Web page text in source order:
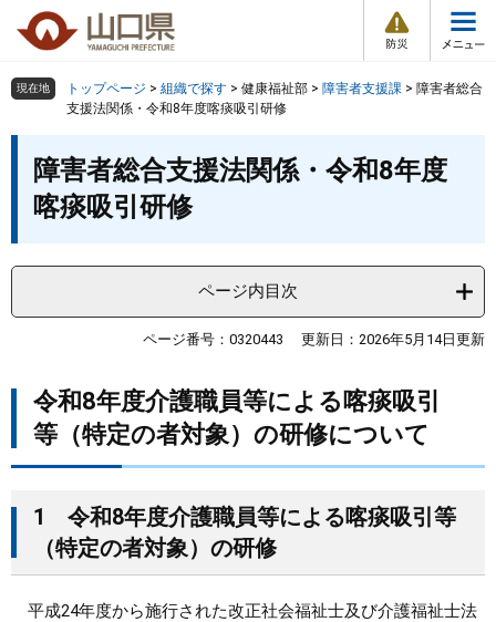
の
頭
ー
飛
情
報
メ
ュ
組織で探す
教育・文化・スポーツ
まちづくり
県政情報
検索の仕方 組織で探す サイトマップで探す
現在地 トップページ > 組織で探す > 健康福祉部 > 障害者支援課 > 障害者総合
支援法関係・令和8年度喀痰吸引研修
障害者総合支援法関係・令和8年度
喀痰吸引研修
ページ内目次
ページ番号：0320443 更新日：2026年5月14日更新
令和8年度介護職員等による喀痰吸引
等（特定の者対象）の研修について
1 令和8年度介護職員等による喀痰吸引等
（特定の者対象）の研修
平成24年度から施行された改正社会福祉士及び介護福祉士法